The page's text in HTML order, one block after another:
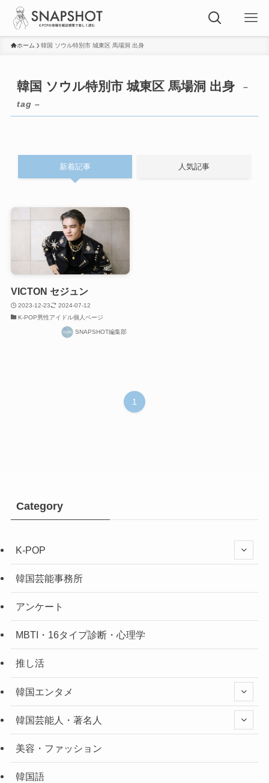
ホーム 韓国 ソウル特別市 城東区 馬場洞 出身
韓国 ソウル特別市 城東区 馬場洞 出身
–
tag –
新着記事 人気記事
VICTON セジュン
2023-12-23
2024-07-12
K-POP男性アイドル個人ページ
SNAPSHOT編集部
1
Category
K-POP
韓国芸能事務所
アンケート
MBTI・16タイプ診断・心理学
推し活
韓国エンタメ
韓国芸能人・著名人
美容・ファッション
韓国語